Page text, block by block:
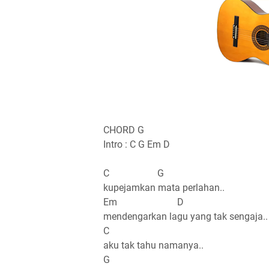
CHORD G
Intro : C G Em D
C G
kupejamkan mata perlahan..
Em D
mendengarkan lagu yang tak sengaja..
C
aku tak tahu namanya..
G